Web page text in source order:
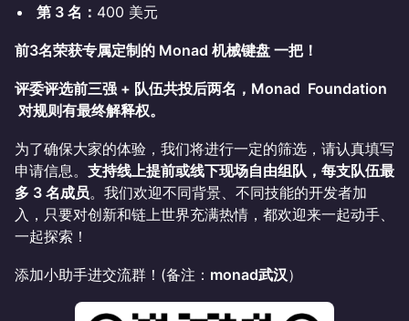
第 3 名： 400 美元
前3名荣获专属定制的 Monad 机械键盘 一把！
评委评选前三强 + 队伍共投后两名，Monad Foundation
对规则有最终解释权。
为了确保大家的体验，我们将进行一定的筛选，请认真填写
申请信息。 支持线上提前或线下现场自由组队，每支队伍最
多 3 名成员。我们欢迎不同背景、不同技能的开发者加
入，只要对创新和链上世界充满热情，都欢迎来一起动手、
一起探索！
添加小助手进交流群！(备注： monad武汉）